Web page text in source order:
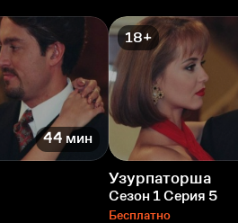
44 мин
18+
Узурпаторша
Сезон 1 Серия 5
Бесплатно